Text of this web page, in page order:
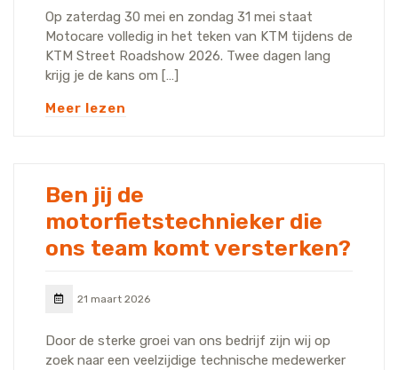
Op zaterdag 30 mei en zondag 31 mei staat
Motocare volledig in het teken van KTM tijdens de
KTM Street Roadshow 2026. Twee dagen lang
krijg je de kans om […]
Meer lezen
Ben jij de
motorfietstechnieker die
ons team komt versterken?
21 maart 2026
Door de sterke groei van ons bedrijf zijn wij op
zoek naar een veelzijdige technische medewerker